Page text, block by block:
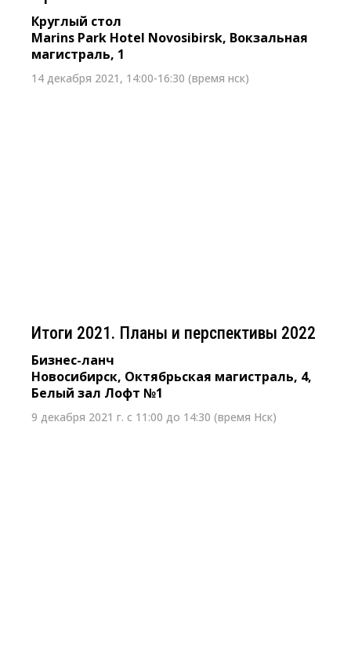
Круглый стол
Marins Park Hotel Novosibirsk, Вокзальная
магистраль, 1
14 декабря 2021, 14:00-16:30 (время нск)
Итоги 2021. Планы и перспективы 2022
Бизнес-ланч
Новосибирск, Октябрьская магистраль, 4,
Белый зал Лофт №1
9 декабря 2021 г. с 11:00 до 14:30 (время Нск)